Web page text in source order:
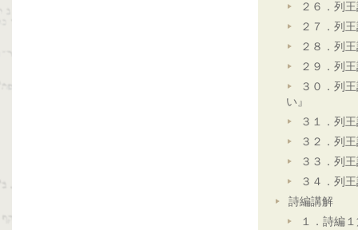
２６．列
２７．列
２８．列
２９．列
３０．列
い』
３１．列
３２．列
３３．列
３４．列
詩編講解
１．詩編